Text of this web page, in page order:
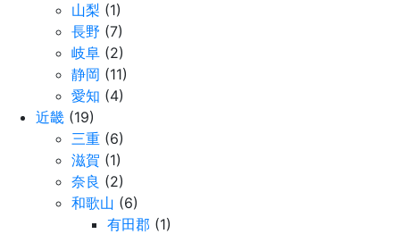
山梨 (1)
長野 (7)
岐阜 (2)
静岡 (11)
愛知 (4)
近畿 (19)
三重 (6)
滋賀 (1)
奈良 (2)
和歌山 (6)
有田郡 (1)